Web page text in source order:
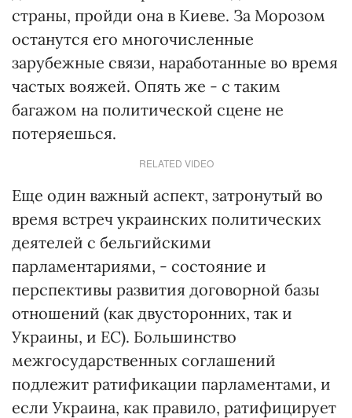
страны, пройди она в Киеве. За Морозом
останутся его многочисленные
зарубежные связи, наработанные во время
частых вояжей. Опять же - с таким
багажом на политической сцене не
потеряешься.
RELATED VIDEO
Еще один важный аспект, затронутый во
время встреч украинских политических
деятелей с бельгийскими
парламентариями, - состояние и
перспективы развития договорной базы
отношений (как двусторонних, так и
Украины, и ЕС). Большинство
межгосударственных соглашений
подлежит ратификации парламентами, и
если Украина, как правило, ратифицирует